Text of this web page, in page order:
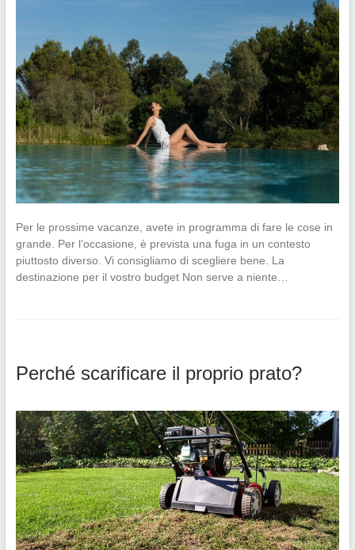
Per le prossime vacanze, avete in programma di fare le cose in
grande. Per l’occasione, è prevista una fuga in un contesto
piuttosto diverso. Vi consigliamo di scegliere bene. La
destinazione per il vostro budget Non serve a niente…
Perché scarificare il proprio prato?